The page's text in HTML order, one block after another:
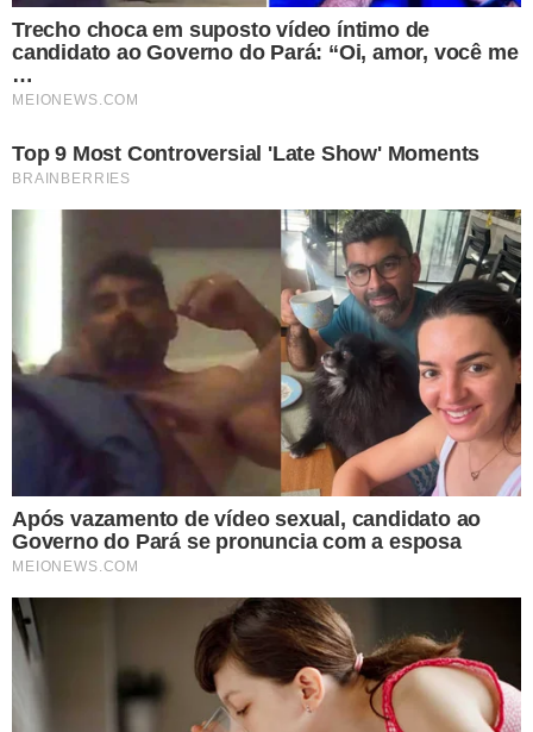
tradicionais pesqueiras foi lido, retirando dois artigos
que poderiam gerar ambiguidades na interpretação da
lei.
TÓPICOS
CONCURSO PM PI ALTERAÇÃO ESTATUTO PM PI
ALEPI
POLÍ­CIA MILITAR
CURSO DE FORMAÇÃO DE SOLDADOS